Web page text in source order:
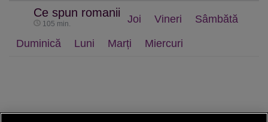
Ce spun romanii
105 min. Joi Vineri Sâmbătă
Duminică Luni Marți Miercuri